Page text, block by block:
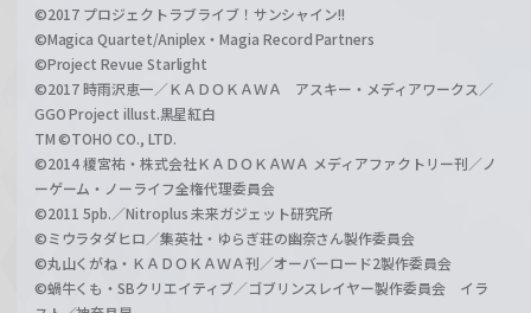
©2017 プロジェクトラブライブ！サンシャイン!!
©Magica Quartet/Aniplex・Magia Record Partners
©Project Revue Starlight
©2017 時雨沢恵一／ＫＡＤＯＫＡＷＡ アスキー・メディアワークス／
GGO Project illust.黒星紅白
TM ©TOHO CO., LTD.
©2014 榎宮祐・株式会社ＫＡＤＯＫＡＷＡ メディアファクトリー刊／ノ
ーゲーム・ノーライフ全権代理委員会
©2011 5pb.／Nitroplus 未来ガジェット研究所
©ミウラタダヒロ／集英社・ゆらぎ荘の幽奈さん製作委員会
©丸山くがね・ＫＡＤＯＫＡＷＡ刊／オーバーロード2製作委員会
©蝸牛くも・SBクリエイティブ／ゴブリンスレイヤー製作委員会 イラ